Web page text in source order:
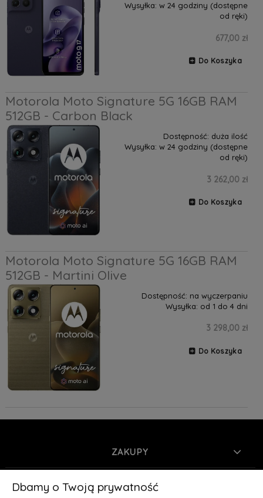
Wysyłka: w 24 godziny (dostępne
od ręki)
677,00 zł
Do Koszyka
Motorola Moto Signature 5G 16GB RAM
512GB - Carbon Black
Dostępność: duża ilość
Wysyłka: w 24 godziny (dostępne
od ręki)
3 262,00 zł
Do Koszyka
Motorola Moto Signature 5G 16GB RAM
512GB - Martini Olive
Dostępność: na wyczerpaniu
Wysyłka: od 1 do 4 dni
3 298,00 zł
Do Koszyka
ZAKUPY
INFORMACJE
Dbamy o Twoją prywatność